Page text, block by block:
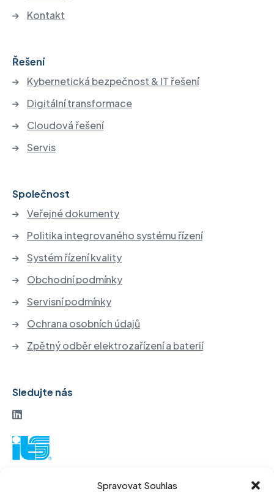
Spravovat Souhlas
Kontakt
Řešení
Kybernetická bezpečnost & IT řešení
Digitální transformace
Cloudová řešení
Servis
Společnost
Veřejné dokumenty
Politika integrovaného systému řízení
Systém řízení kvality
Obchodní podmínky
Servisní podmínky
Ochrana osobních údajů
Zpětný odběr elektrozařízení a baterií
Sledujte nás